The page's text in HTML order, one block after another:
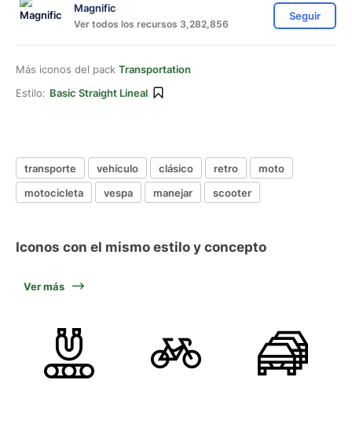
Magnific
Ver todos los recursos 3,282,856
Seguir
Más iconos del pack Transportation
Estilo: Basic Straight Lineal
transporte vehículo clásico retro
moto
motocicleta
vespa manejar scooter
Iconos con el mismo estilo y concepto
Ver más